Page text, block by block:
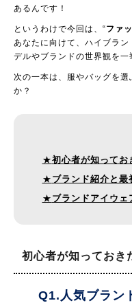
あるんです！
というわけで今回は、“ファ
あなたに向けて、ハイブラ
デルやブランドの世界観を一
次の一本は、服やバッグを選
か？
★初心者が知ってお
★ ブランド紹介と最
★ ブランドアイウェ
初心者が知っておき
Q1.人気ブラン